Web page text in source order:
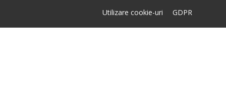
Utilizare cookie-uri GDPR